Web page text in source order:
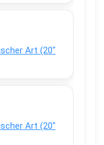
Art (20″
Art (20″